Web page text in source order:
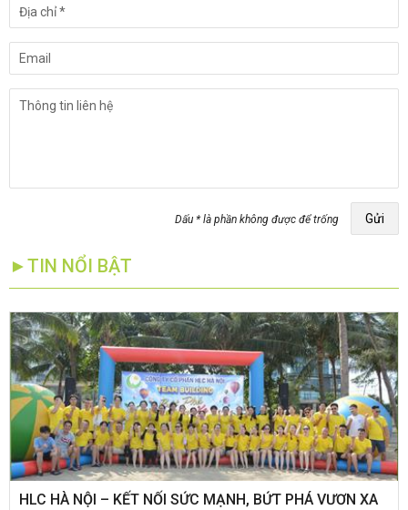
Dấu * là phần không được để trống Gửi
►TIN NỔI BẬT
HLC HÀ NỘI – KẾT NỐI SỨC MẠNH, BỨT PHÁ VƯƠN XA